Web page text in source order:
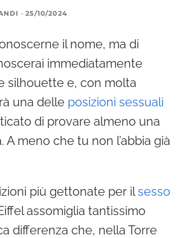
· 25/10/2024
il nome, ma di
immediatamente
silhouette e, con molta
una delle posizioni sessuali
di provare almeno una
A meno che tu non l’abbia già
più gettonate per ilsesso
assomiglia tantissimo
differenza che, nella Torre